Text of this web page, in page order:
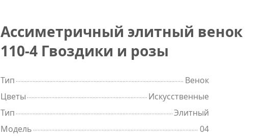
Ассиметричный элитный венок
110-4 Гвоздики и розы
Тип
Венок
Цветы
Искусственные
Тип
Элитный
Модель
04